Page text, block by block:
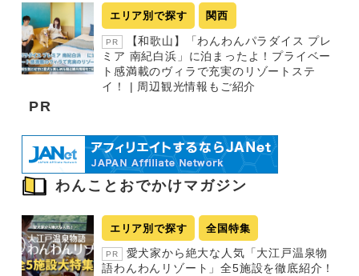
エリア別で探す 関西
PR
【和歌山】「わんわんパラダイス プレ
ミア 南紀白浜」に泊まったよ！プライベー
ト感満載のヴィラで充実のリゾートステ
イ！ | 周辺観光情報もご紹介
PR
わんことおでかけマガジン
エリア別で探す 全国特集
PR
愛犬家から絶大な人気「大江戸温泉物
語わんわんリゾート」全5施設を徹底紹介！